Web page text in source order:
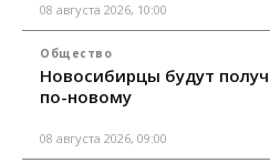
08 августа 2026, 10:00
Общество
Новосибирцы будут
по-новому
08 августа 2026, 09:00